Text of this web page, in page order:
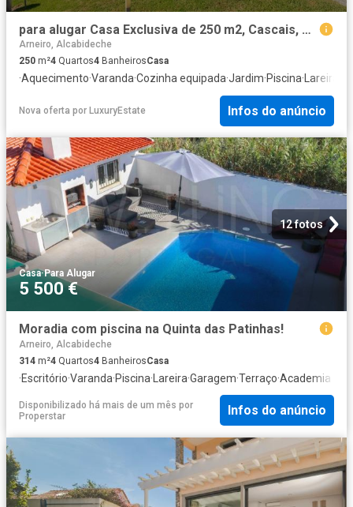
para alugar Casa Exclusiva de 250 m2, Cascais, Portugal
Arneiro, Alcabideche
250 m²4 Quartos4 BanheirosCasa
·Aquecimento·Varanda·Cozinha equipada·Jardim·Piscina·Lareira
Nova oferta por LuxuryEstate Infos do anúncio
12 fotos
Casa·Para Alugar
5 500 €
Moradia com piscina na Quinta das Patinhas!
Arneiro, Alcabideche
314 m²4 Quartos4 BanheirosCasa
·Escritório·Varanda·Piscina· Lareira·Garagem·Terraço·Academia
Disponibilizado há mais de um mês por
Properstar
Infos do anúncio